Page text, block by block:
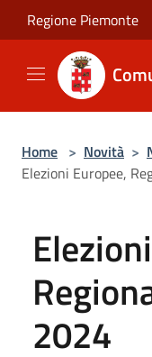
Salta al contenuto
Regione Piemonte
Home > Novità >
Elezioni Europee,
2024